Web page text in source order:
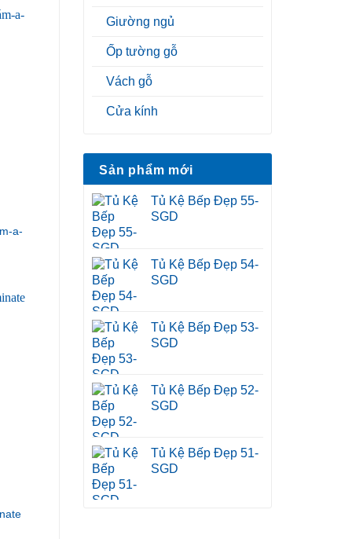
Giường ngủ
Ốp tường gỗ
Vách gỗ
Cửa kính
Sản phẩm mới
Tủ Kệ Bếp Đẹp 55-
SGD
Tủ Kệ Bếp Đẹp 54-
SGD
Tủ Kệ Bếp Đẹp 53-
SGD
Tủ Kệ Bếp Đẹp 52-
SGD
Tủ Kệ Bếp Đẹp 51-
SGD
a-